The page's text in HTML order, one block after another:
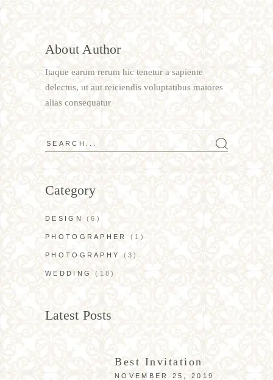
About Author
Itaque earum rerum hic tenetur a sapiente
delectus, ut aut reiciendis voluptatibus maiores
alias consequatur
Category
DESIGN (6)
PHOTOGRAPHER (1)
PHOTOGRAPHY (3)
WEDDING (18)
Latest Posts
Best Invitation
NOVEMBER 25, 2019